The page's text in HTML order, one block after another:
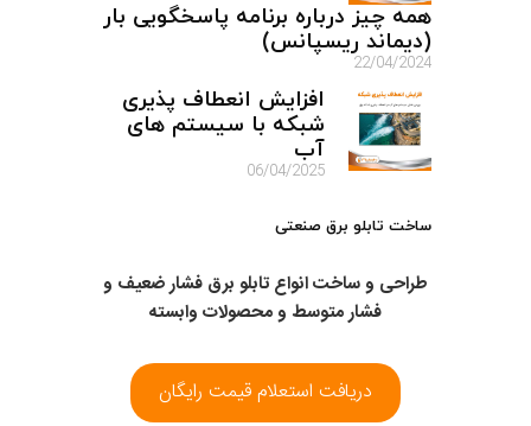
همه چیز درباره برنامه پاسخگویی بار
(دیماند ریسپانس)
22/04/2024
افزایش انعطاف پذیری
شبکه با سیستم های
آب
06/04/2025
ساخت تابلو برق صنعتی
طراحی و ساخت انواع تابلو برق فشار ضعیف و
فشار متوسط و محصولات وابسته
دریافت استعلام قیمت رایگان